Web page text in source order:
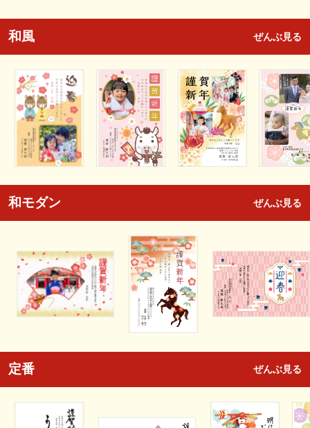
和風 ぜんぶ見る
和モダン ぜんぶ見る
定番 ぜんぶ見る